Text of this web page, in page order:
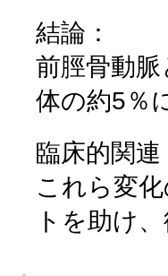
結論：
前脛骨動
体の約5％
臨床的関連
これら変
トを助け